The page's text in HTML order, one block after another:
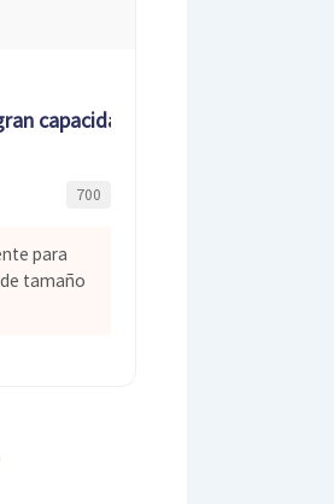
capacidad
700
para
tamaño